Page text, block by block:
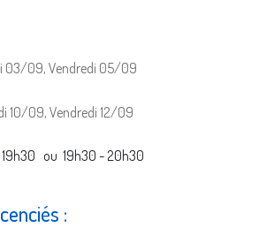
03/09, Vendredi 05/09
10/09, Vendredi 12/09
19h30 ou 19h30 - 20h30
: